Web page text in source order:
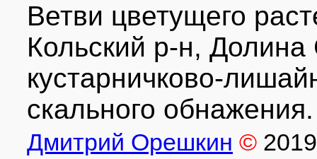
Ветви цветущего
Кольский р-н,
кустарничково-
скального
Дмитрий Орешкин © 2019